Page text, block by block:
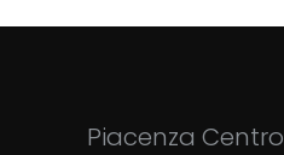
Piacenza Centro